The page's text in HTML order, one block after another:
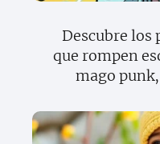
Descubre los
que rompen
mago